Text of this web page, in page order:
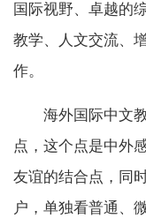
国际视野、卓越的
教学、人文交流、
作。
海外国际中文教
点，这个点是中外
友谊的结合点，同
户，单独看普通、